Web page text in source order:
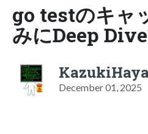
go testのキャ
みにDeep
December 01, 2025